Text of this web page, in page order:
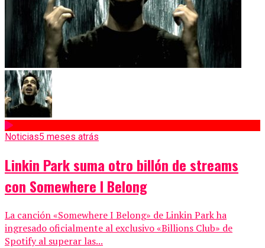
Noticias5 meses atrás
Linkin Park suma otro billón de streams
con Somewhere I Belong
La canción «Somewhere I Belong» de Linkin Park ha
ingresado oficialmente al exclusivo «Billions Club» de
Spotify al superar las...